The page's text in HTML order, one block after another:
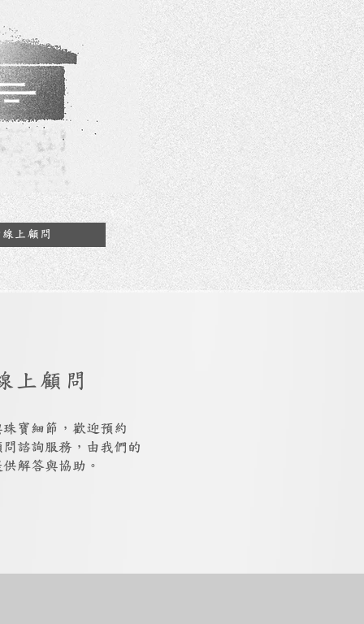
上顧問
上顧問
寶細節，歡迎預約
諮詢服務，由我們的
解答與協助。